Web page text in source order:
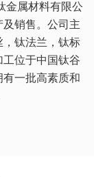
金属材料有限公
销售。公司主
钛法兰，钛标
位于中国钛谷
一批高素质和